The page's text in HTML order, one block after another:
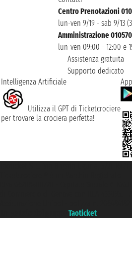
Centro Prenotazioni
lun-ven 9/19 - sab 9/13
Amministrazione
lun-ven 09:00 - 12:00 e
Assistenza gratuita
Supporto dedicato
Intelligenza Artificiale
Utilizza il GPT di Ticketcrociere
per trovare la crociera perfetta!
Taoticket